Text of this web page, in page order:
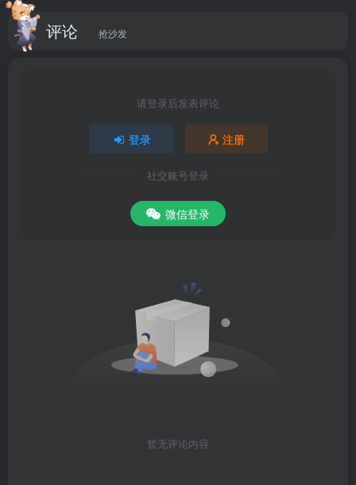
评论 抢沙发
请登录后发表评论
登录 注册
社交账号登录
微信登录
暂无评论内容